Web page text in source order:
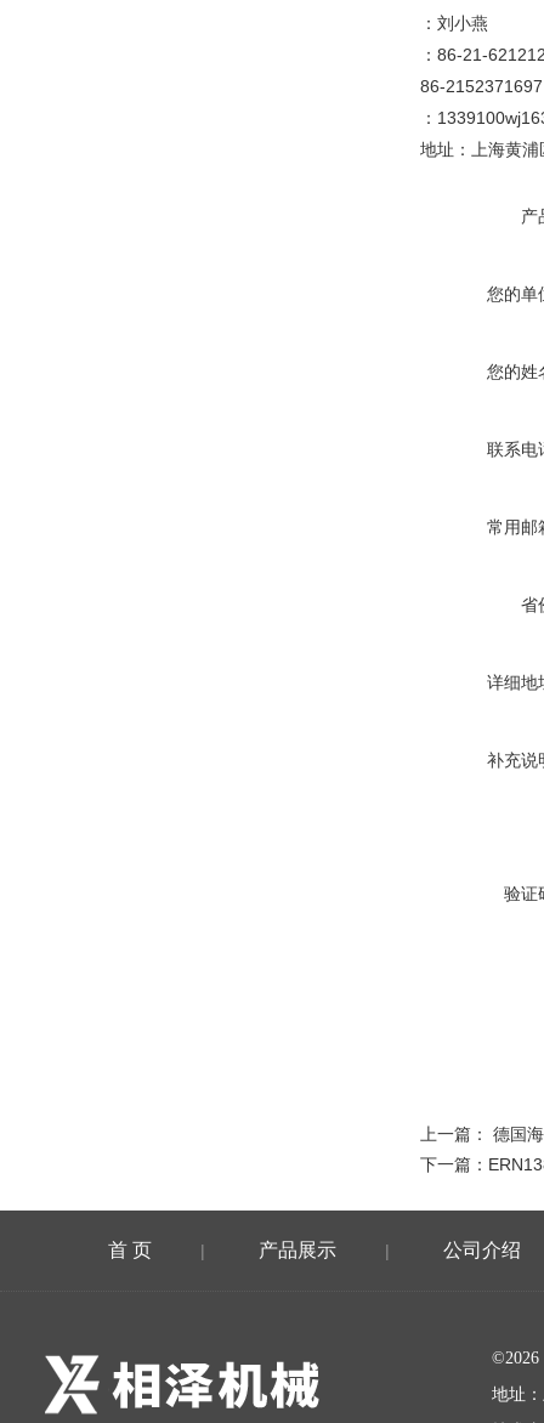
：刘小燕
：86-21-
86-2152371697
：
地址：上海黄
产
您的单
您的姓
联系电
常用邮
省
详细地
补充说
验证
上一篇： 德国
下一篇：
首 页 | 产品展示 | 公司介绍
地址